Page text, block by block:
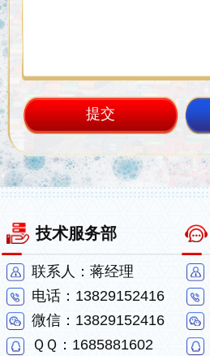
技术服务部
联系人：蒋经理
电话：13829152416
微信：13829152416
ＱＱ：1685881602